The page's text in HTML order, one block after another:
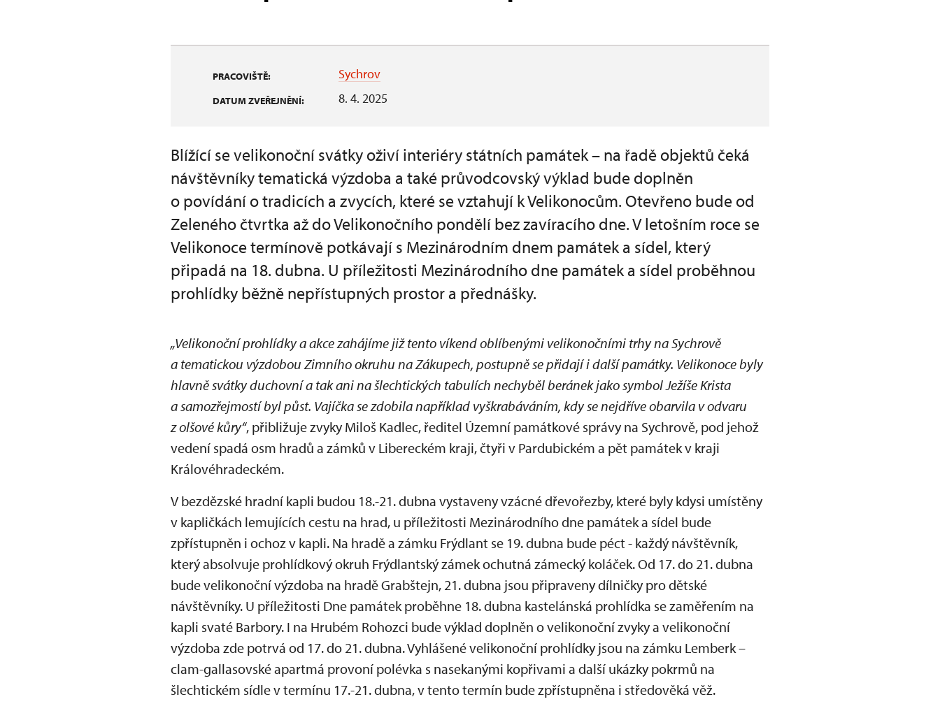
PRACOVIŠTĚ: Sychrov
DATUM ZVEŘEJNĚNÍ: 8. 4. 2025
Blížící se velikonoční svátky oživí interiéry státních památek – na řadě objektů čeká
návštěvníky tematická výzdoba a také průvodcovský výklad bude doplněn
o povídání o tradicích a zvycích, které se vztahují k Velikonocům. Otevřeno bude od
Zeleného čtvrtka až do Velikonočního pondělí bez zavíracího dne. V letošním roce se
Velikonoce termínově potkávají s Mezinárodním dnem památek a sídel, který
připadá na 18. dubna. U příležitosti Mezinárodního dne památek a sídel proběhnou
prohlídky běžně nepřístupných prostor a přednášky.
„Velikonoční prohlídky a akce zahájíme již tento víkend oblíbenými velikonočními trhy na Sychrově
a tematickou výzdobou Zimního okruhu na Zákupech, postupně se přidají i další památky. Velikonoce byly
hlavně svátky duchovní a tak ani na šlechtických tabulích nechyběl beránek jako symbol Ježíše Krista
a samozřejmostí byl půst. Vajíčka se zdobila například vyškrabáváním, kdy se nejdříve obarvila v odvaru
z olšové kůry“, přibližuje zvyky Miloš Kadlec, ředitel Územní památkové správy na Sychrově, pod jehož
vedení spadá osm hradů a zámků v Libereckém kraji, čtyři v Pardubickém a pět památek v kraji
Královéhradeckém.
V bezdězské hradní kapli budou 18.-21. dubna vystaveny vzácné dřevořezby, které byly kdysi umístěny
v kapličkách lemujících cestu na hrad, u příležitosti Mezinárodního dne památek a sídel bude
zpřístupněn i ochoz v kapli. Na hradě a zámku Frýdlant se 19. dubna bude péct - každý návštěvník,
který absolvuje prohlídkový okruh Frýdlantský zámek ochutná zámecký koláček. Od 17. do 21. dubna
bude velikonoční výzdoba na hradě Grabštejn, 21. dubna jsou připraveny dílničky pro dětské
návštěvníky. U příležitosti Dne památek proběhne 18. dubna kastelánská prohlídka se zaměřením na
kapli svaté Barbory. I na Hrubém Rohozci bude výklad doplněn o velikonoční zvyky a velikonoční
výzdoba zde potrvá od 17. do 21. dubna. Vyhlášené velikonoční prohlídky jsou na zámku Lemberk –
clam-gallasovské apartmá provoní polévka s nasekanými kopřivami a další ukázky pokrmů na
šlechtickém sídle v termínu 17.-21. dubna, v tento termín bude zpřístupněna i středověká věž.